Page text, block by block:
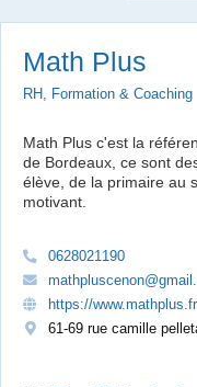
Math Plus
RH, Formation & Coaching
Math Plus c'est la
de Bordeaux, ce sont
élève, de la primaire au
motivant.
0628021190
https://www.mathplus.fr
61-69 rue camille